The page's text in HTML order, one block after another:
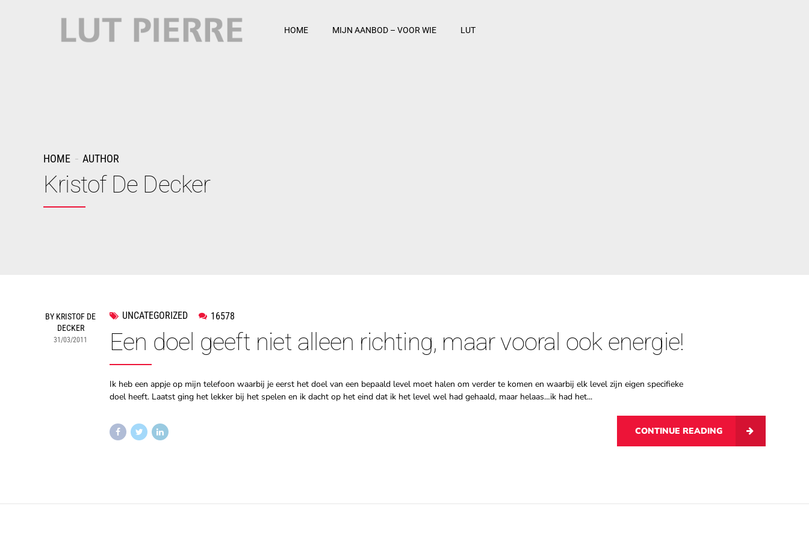
HOME MIJN AANBOD – VOOR WIE LUT
HOME AUTHOR
Kristof De Decker
BY KRISTOF DE
DECKER
31/03/2011
UNCATEGORIZED 16578
Een doel geeft niet alleen richting, maar vooral ook energie!
Ik heb een appje op mijn telefoon waarbij je eerst het doel van een bepaald level moet halen om verder te komen en waarbij elk level zijn eigen specifieke
doel heeft. Laatst ging het lekker bij het spelen en ik dacht op het eind dat ik het level wel had gehaald, maar helaas…ik had het...
CONTINUE READING